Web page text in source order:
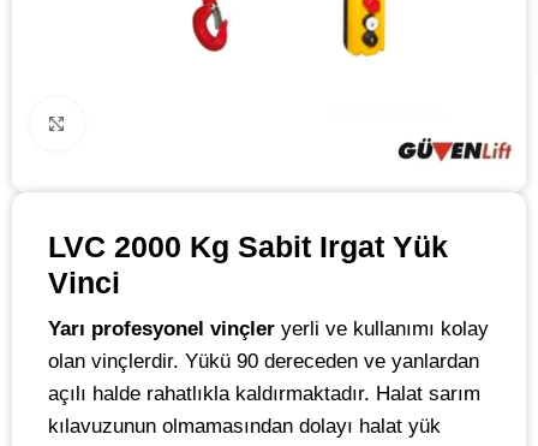
LVC 2000 Kg Sabit Irgat Yük
Vinci
Yarı profesyonel vinçler yerli ve kullanımı kolay
olan vinçlerdir. Yükü 90 dereceden ve yanlardan
açılı halde rahatlıkla kaldırmaktadır. Halat sarım
kılavuzunun olmamasından dolayı halat yük